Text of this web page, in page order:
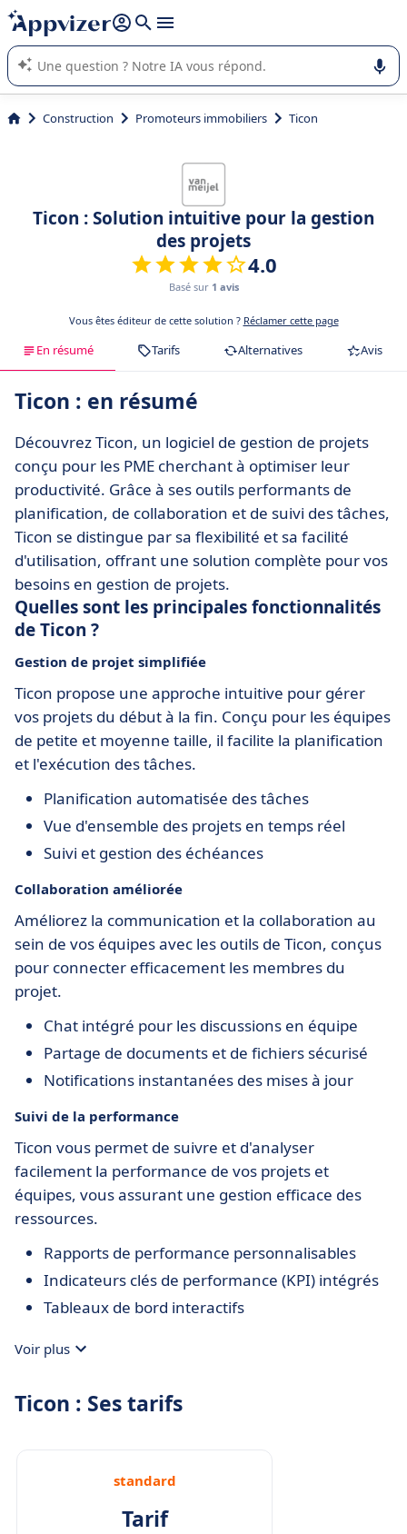
répondre (plusieurs lignes avec
L'IA de Appvizer vous guide dans l'utilisation ou la sélection de
logiciel SaaS en entreprise.
Construction Promoteurs immobiliers Ticon
Ticon : Solution intuitive pour la gestion
des projets
4.0
Basé sur 1 avis
Vous êtes éditeur de cette solution ? Réclamer cette page
En résumé Tarifs Alternatives Avis
Ticon : en résumé
Découvrez Ticon, un logiciel de gestion de projets
conçu pour les PME cherchant à optimiser leur
productivité. Grâce à ses outils performants de
planification, de collaboration et de suivi des tâches,
Ticon se distingue par sa flexibilité et sa facilité
d'utilisation, offrant une solution complète pour vos
besoins en gestion de projets.
Quelles sont les principales fonctionnalités
de Ticon ?
Gestion de projet simplifiée
Ticon propose une approche intuitive pour gérer
vos projets du début à la fin. Conçu pour les équipes
de petite et moyenne taille, il facilite la planification
et l'exécution des tâches.
Planification automatisée des tâches
Vue d'ensemble des projets en temps réel
Suivi et gestion des échéances
Collaboration améliorée
Améliorez la communication et la collaboration au
sein de vos équipes avec les outils de Ticon, conçus
pour connecter efficacement les membres du
projet.
Chat intégré pour les discussions en équipe
Partage de documents et de fichiers sécurisé
Notifications instantanées des mises à jour
Suivi de la performance
Ticon vous permet de suivre et d'analyser
facilement la performance de vos projets et
équipes, vous assurant une gestion efficace des
ressources.
Rapports de performance personnalisables
Indicateurs clés de performance (KPI) intégrés
Tableaux de bord interactifs
Voir plus
Ticon : Ses tarifs
standard
Tarif